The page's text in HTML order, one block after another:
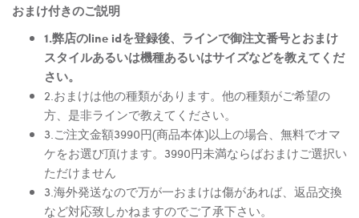
おまけ付きのご説明
1.弊店のline idを登録後、ラインで御注文番号とおまけ
スタイルあるいは機種あるいはサイズなどを教えてくだ
さい。
2.おまけは他の種類があります。他の種類がご希望の
方、是非ラインで教えてください。
3.ご注文金額3990円(商品本体)以上の場合、無料でオマ
ケをお選び頂けます。3990円未満ならばおまけご選択い
ただけません
3.海外発送なので万が一おまけは傷があれば、返品交換
など対応致しかねますのでご了承下さい。